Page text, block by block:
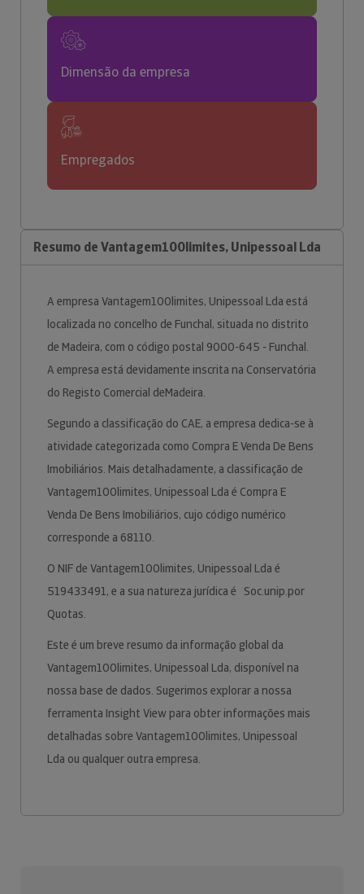
Dimensão da empresa
Empregados
Resumo de Vantagem100limites, Unipessoal Lda
A empresa Vantagem100limites, Unipessoal Lda está
localizada no concelho de Funchal, situada no distrito
de Madeira, com o código postal 9000-645 - Funchal.
A empresa está devidamente inscrita na Conservatória
do Registo Comercial deMadeira.
Segundo a classificação do CAE, a empresa dedica-se à
atividade categorizada como Compra E Venda De Bens
Imobiliários. Mais detalhadamente, a classificação de
Vantagem100limites, Unipessoal Lda é Compra E
Venda De Bens Imobiliários, cujo código numérico
corresponde a 68110.
O NIF de Vantagem100limites, Unipessoal Lda é
519433491, e a sua natureza jurídica é Soc.unip.por
Quotas.
Este é um breve resumo da informação global da
Vantagem100limites, Unipessoal Lda, disponível na
nossa base de dados. Sugerimos explorar a nossa
ferramenta Insight View para obter informações mais
detalhadas sobre Vantagem100limites, Unipessoal
Lda ou qualquer outra empresa.